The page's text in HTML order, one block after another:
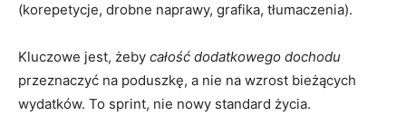
(korepetycje, drobne naprawy, grafika, tłumaczenia).
Kluczowe jest, żeby całość dodatkowego dochodu
przeznaczyć na poduszkę, a nie na wzrost bieżących
wydatków. To sprint, nie nowy standard życia.